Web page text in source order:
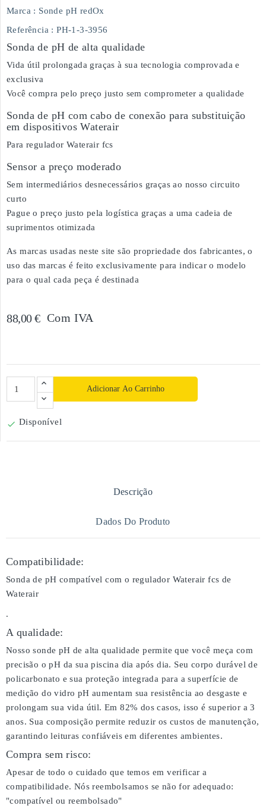
Marca : Sonde pH redOx
Referência : PH-1-3-3956
Sonda de pH de alta qualidade
Vida útil prolongada graças à sua tecnologia comprovada e
exclusiva
Você compra pelo preço justo sem comprometer a qualidade
Sonda de pH com cabo de conexão para substituição
em dispositivos Waterair
Para regulador Waterair fcs
Sensor a preço moderado
Sem intermediários desnecessários graças ao nosso circuito
curto
Pague o preço justo pela logística graças a uma cadeia de
suprimentos otimizada
As marcas usadas neste site são propriedade dos fabricantes, o
uso das marcas é feito exclusivamente para indicar o modelo
para o qual cada peça é destinada
88,00 € Com IVA
Adicionar Ao Carrinho
 Disponível
Descrição
Dados Do Produto
Compatibilidade:
Sonda de pH compatível com o regulador Waterair fcs de
Waterair
.
A qualidade:
Nosso sonde pH de alta qualidade permite que você meça com
precisão o pH da sua piscina dia após dia. Seu corpo durável de
policarbonato e sua proteção integrada para a superfície de
medição do vidro pH aumentam sua resistência ao desgaste e
prolongam sua vida útil. Em 82% dos casos, isso é superior a 3
anos. Sua composição permite reduzir os custos de manutenção,
garantindo leituras confiáveis em diferentes ambientes.
Compra sem risco:
Apesar de todo o cuidado que temos em verificar a
compatibilidade. Nós reembolsamos se não for adequado:
"compatível ou reembolsado"